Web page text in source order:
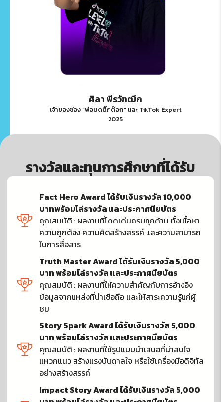
ศิลา พีรวัฑฒึก
เจ้าของช่อง “พ่อมดติ๊กต๊อก” และ TikTok Expert
2025
รางวัลและทุนการศึกษาที่ได้รับ
Fact Hero Award ได้รับเงินรางวัล 10,000
บาทพร้อมโล่รางวัล และประกาศนียบัตร
คุณสมบัติ : ผลงานที่โดดเด่นครบทุกด้าน ทั้งเนื้อหา
ความถูกต้อง ความคิดสร้างสรรค์ และความสามารถ
ในการสื่อสาร
Truth Master Award ได้รับเงินรางวัล 5,000
บาท พร้อมโล่รางวัล และประกาศนียบัตร
คุณสมบัติ : ผลงานที่ให้ความสำคัญกับการอ้างอิง
ข้อมูลจากแหล่งที่น่าเชื่อถือ และให้สาระความรู้แก่ผู้
ชม
Story Spark Award ได้รับเงินรางวัล 5,000
บาท พร้อมโล่รางวัล และประกาศนียบัตร
คุณสมบัติ : ผลงานที่ใช้รูปแบบนำเสนอที่น่าสนใจ
แหวกแนว สร้างแรงบันดาลใจ หรือใช้เครื่องมือดิจิทัล
อย่างสร้างสรรค์
Impact Story Award ได้รับเงินรางวัล 5,000